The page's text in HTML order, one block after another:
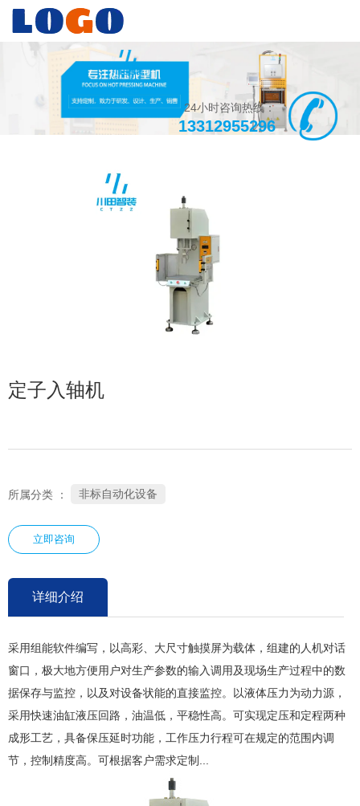
24小时咨询热线：
13312955296
定子入轴机
所属分类 ： 非标自动化设备
立即咨询
详细介绍
采用组能软件编写，以高彩、大尺寸触摸屏为载体，组建的人机对话
窗口，极大地方便用户对生产参数的输入调用及现场生产过程中的数
据保存与监控，以及对设备状能的直接监控。以液体压力为动力源，
采用快速油缸液压回路，油温低，平稳性高。可实现定压和定程两种
成形工艺，具备保压延时功能，工作压力行程可在规定的范围内调
节，控制精度高。可根据客户需求定制...